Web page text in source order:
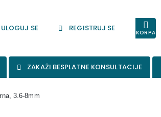
ULOGUJ SE REGISTRUJ SE KORPA
ZAKAŽI BESPLATNE KONSULTACIJE
3.6-8mm